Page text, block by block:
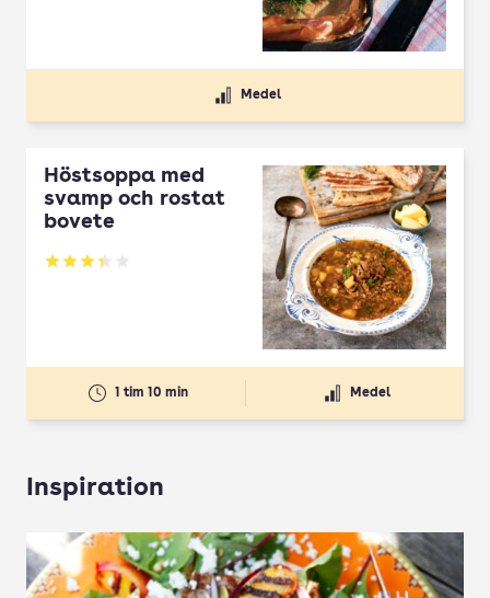
Medel
Höstsoppa med
svamp och rostat
bovete
Betyg: 3.33 av 5
1 tim 10 min Medel
Inspiration